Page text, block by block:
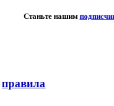
Станьте нашим
правила